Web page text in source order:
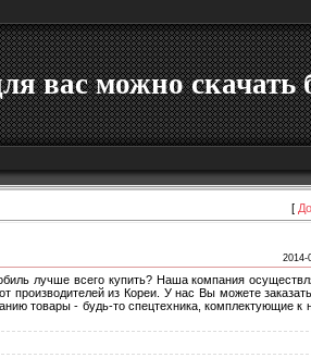
вас можно скачать
[
2014-
лучше всего купить? Наша компания
производителей из Кореи. У нас Вы можете
товары - будь-то спецтехника, комплектующие к